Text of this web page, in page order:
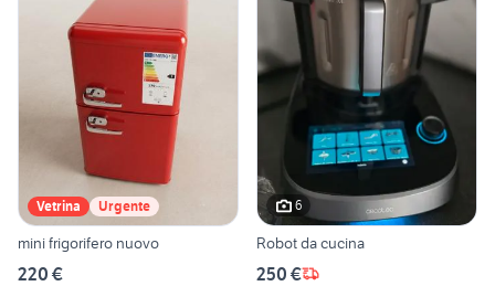
Vetrina Urgente
mini frigorifero nuovo
220 €
6
Robot da cucina
250 €